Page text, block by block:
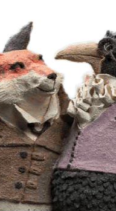
colonnes
les colonnes affichées
Céramophiles
partis pris
des réseaux sociaux